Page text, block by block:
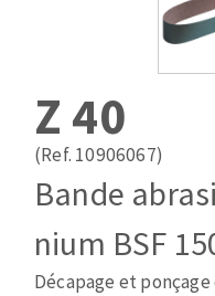
Pose des joints
Nettoyage
Fraises carbure
Fers et
Lames de scie à
Disques auto-
Patins
Bandes abrasives
Disques fibre et
Cales à poncer et
Eponges abrasive
Disques abrasifs
Z 40
(Ref. 10906067)
Bande
nium BSF
Décapage et